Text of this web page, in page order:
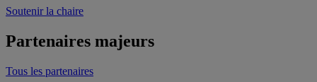
Soutenir la chaire
Partenaires majeurs
Tous les partenaires